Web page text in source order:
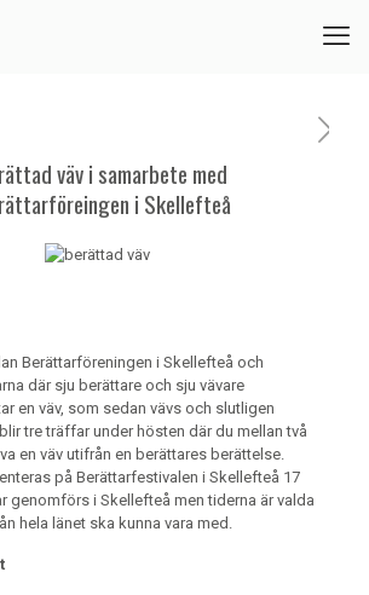
väv i samarbete med
i Skellefteå
Berättarföreningen i Skellefteå och
där sju berättare och sju vävare
en väv, som sedan vävs och slutligen
tre träffar under hösten där du mellan två
en väv utifrån en berättares berättelse.
på Berättarfestivalen i Skellefteå 17
genomförs i Skellefteå men tiderna är valda
hela länet ska kunna vara med.